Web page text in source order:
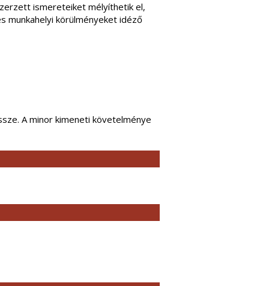
ismereteiket mélyíthetik el,
munkahelyi körülményeket idéző
A minor kimeneti követelménye